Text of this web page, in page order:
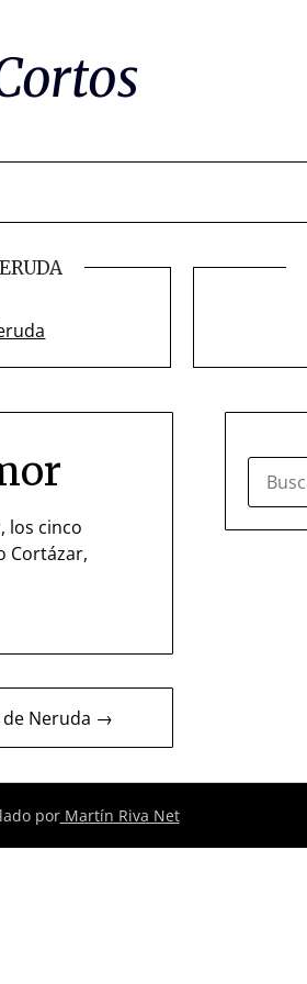
los cinco
Cortázar,
de Neruda →
porMartín Riva Net